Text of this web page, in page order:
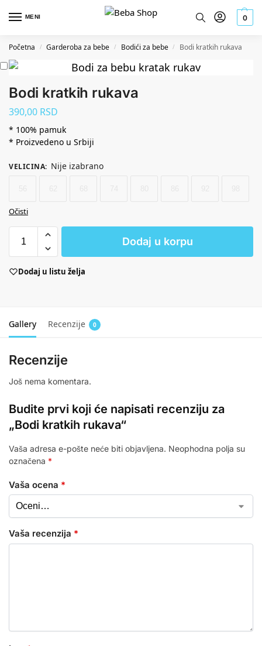
MENI 0
Početna / Garderoba za bebe / Bodići za bebe / Bodi kratkih rukava
Bodi kratkih rukava
390,00 RSD
* 100% pamuk
* Proizvedeno u Srbiji
VELICINA: Nije izabrano
Očisti
Dodaj u korpu
Dodaj u listu želja
Gallery Recenzije 0
Recenzije
Još nema komentara.
Budite prvi koji će napisati recenziju za
„Bodi kratkih rukava“
Vaša adresa e-pošte neće biti objavljena. Neophodna polja su
označena *
Vaša ocena *
Vaša recenzija *